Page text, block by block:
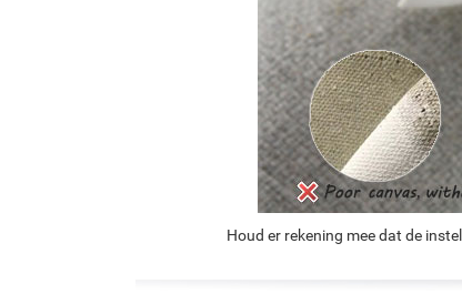
Houd er rekening mee dat de